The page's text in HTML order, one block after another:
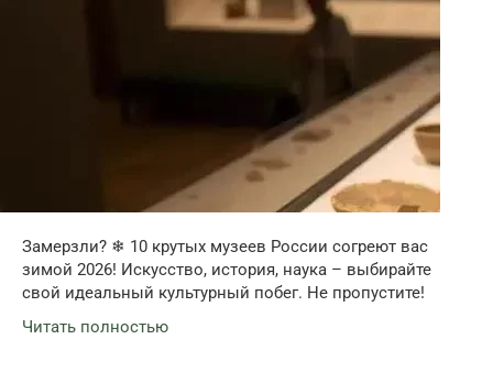
Замерзли? ❄ 10 крутых музеев России согреют вас
зимой 2026! Искусство, история, наука – выбирайте
свой идеальный культурный побег. Не пропустите!
Читать полностью